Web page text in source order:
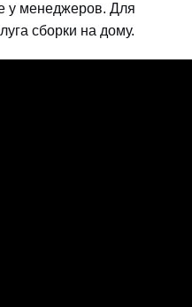
у менеджеров. Для
сборки на дому.